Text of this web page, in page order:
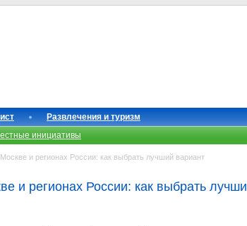
Развлечения и туризм
инициативы
и регионах России: как выбрать лучший вариант
и регионах России: как выбрать